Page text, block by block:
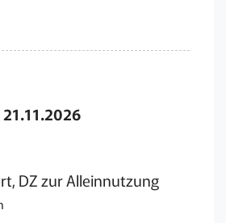
21.11.2026
DZ zur Alleinnutzung